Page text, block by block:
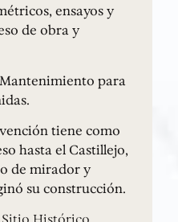
ensayos y
de obra y
para
tiene como
hasta el Castillejo,
de mirador y
su construcción.